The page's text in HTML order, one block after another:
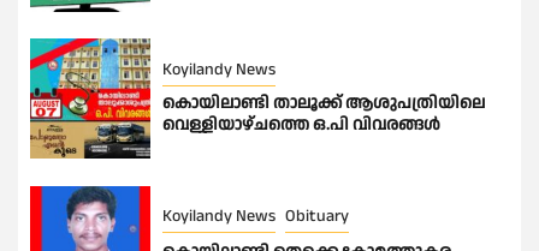
Koyilandy News
കൊയിലാണ്ടി താലൂക്ക് ആശുപത്രിയിലെ
വെള്ളിയാഴ്ചത്തെ ഒ.പി വിവരങ്ങൾ
Koyilandy News Obituary